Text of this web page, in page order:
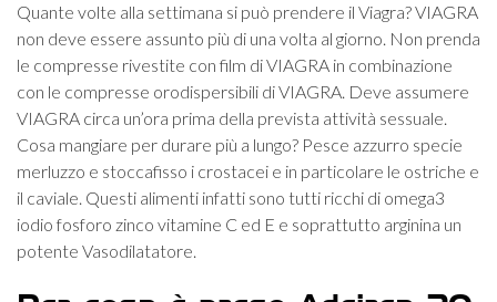
Quante volte alla settimana si può prendere il Viagra? VIAGRA
non deve essere assunto più di una volta al giorno. Non prenda
le compresse rivestite con film di VIAGRA in combinazione
con le compresse orodispersibili di VIAGRA. Deve assumere
VIAGRA circa un’ora prima della prevista attività sessuale.
Cosa mangiare per durare più a lungo? Pesce azzurro specie
merluzzo e stoccafisso i crostacei e in particolare le ostriche e
il caviale. Questi alimenti infatti sono tutti ricchi di omega3
iodio fosforo zinco vitamine C ed E e soprattutto arginina un
potente Vasodilatatore.